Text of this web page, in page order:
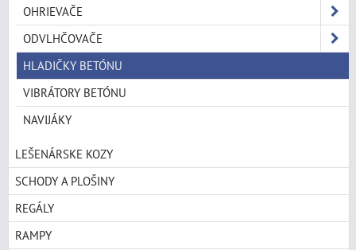
OHRIEVAČE
ODVLHČOVAČE
HLADIČKY BETÓNU
VIBRÁTORY BETÓNU
NAVIJÁKY
LEŠENÁRSKE KOZY
SCHODY A PLOŠINY
REGÁLY
RAMPY